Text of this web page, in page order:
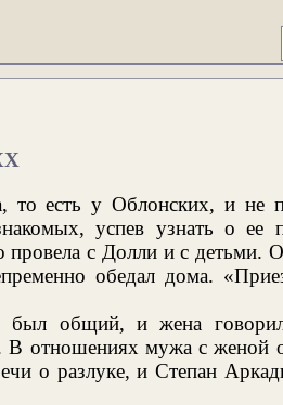
то есть у Облонских, и не
успев узнать о ее
с Долли и с детьми.
обедал дома.
был общий, и жена
отношениях мужа с женой
о разлуке, и Степан